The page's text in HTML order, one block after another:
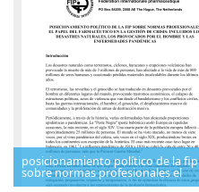
posicionamiento político de la fip
sobre normas profesionales el